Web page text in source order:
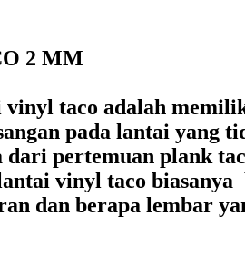
2 MM
vinyl taco adalah
pada lantai yang
dari pertemuan plank
vinyl taco biasanya
dan berapa lembar